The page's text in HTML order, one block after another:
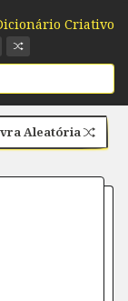
Criativo
Aleatória